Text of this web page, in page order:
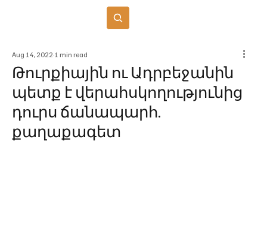
Թուրքիային ու Ադրբեջանին
պետք է վերահսկողությունից
դուրս ճանապարհ.
քաղաքագետ
Aug 14, 2022 1 min read